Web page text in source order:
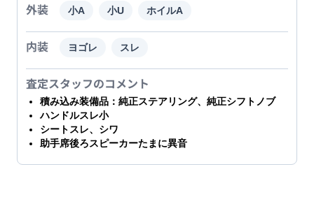
外装 小A 小U ホイルA
内装 ヨゴレ スレ
査定スタッフのコメント
積み込み装備品：純正ステアリング、純正シフトノブ
ハンドルスレ小
シートスレ、シワ
助手席後ろスピーカーたまに異音